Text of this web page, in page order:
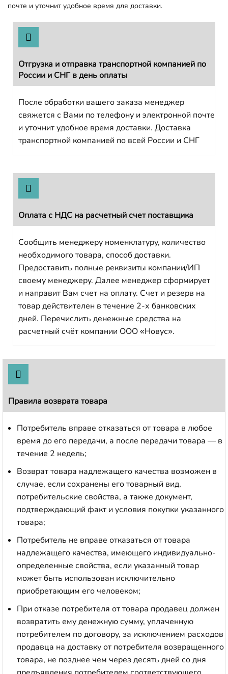
почте и уточнит удобное время для доставки.
Отгрузка и отправка транспортной компанией по
России и СНГ в день оплаты
После обработки вашего заказа менеджер
свяжется с Вами по телефону и электронной почте
и уточнит удобное время доставки. Доставка
транспортной компанией по всей России и СНГ
Оплата с НДС на расчетный счет поставщика
Сообщить менеджеру номенклатуру, количество
необходимого товара, способ доставки.
Предоставить полные реквизиты компании/ИП
своему менеджеру. Далее менеджер сформирует
и направит Вам счет на оплату. Счет и резерв на
товар действителен в течение 2-х банковских
дней. Перечислить денежные средства на
расчетный счёт компании ООО «Новус».
Правила возврата товара
Потребитель вправе отказаться от товара в любое
время до его передачи, а после передачи товара — в
течение 2 недель;
Возврат товара надлежащего качества возможен в
случае, если сохранены его товарный вид,
потребительские свойства, а также документ,
подтверждающий факт и условия покупки указанного
товара;
Потребитель не вправе отказаться от товара
надлежащего качества, имеющего индивидуально-
определенные свойства, если указанный товар
может быть использован исключительно
приобретающим его человеком;
При отказе потребителя от товара продавец должен
возвратить ему денежную сумму, уплаченную
потребителем по договору, за исключением расходов
продавца на доставку от потребителя возвращенного
товара, не позднее чем через десять дней со дня